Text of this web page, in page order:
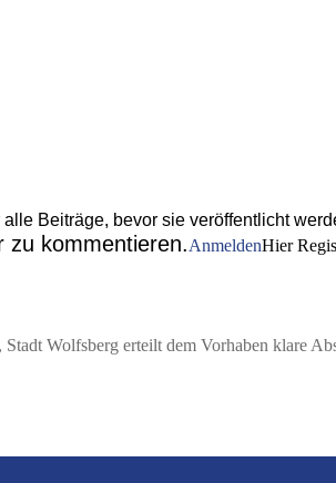
Beiträge, bevor sie veröffentlicht
zu kommentieren.AnmeldenHier
Wolfsberg erteilt dem Vorhaben klare